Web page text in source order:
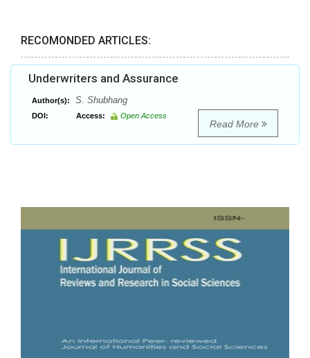
RECOMONDED ARTICLES:
Underwriters and Assurance
Author(s): S. Shubhang
DOI: Access: Open Access
Read More